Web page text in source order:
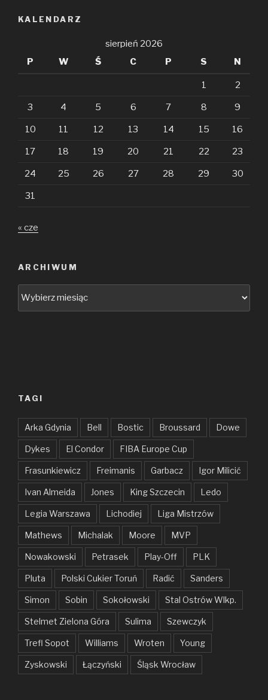
KALENDARZ
sierpień 2026
P
W Ś C P S N
1 2
3 4 5 6 7 8 9
10 11 12 13 14 15 16
17 18 19 20 21 22 23
24 25 26 27 28 29 30
31
« cze
ARCHIWUM
TAGI
Arka Gdynia Bell Bostic Broussard Dowe
Dykes El Condor FIBA Europe Cup
Frasunkiewicz Freimanis Garbacz Igor Milicić
Ivan Almeida Jones King Szczecin Ledo
Legia Warszawa Lichodiej Liga Mistrzów
Mathews Michalak Moore MVP
Nowakowski Petrasek Play-Off PLK
Pluta Polski Cukier Toruń Radić Sanders
Simon Sobin Sokołowski Stal Ostrów Wlkp.
Stelmet Zielona Góra Sulima Szewczyk
Trefl Sopot Williams Wroten Young
Zyskowski Łączyński Śląsk Wrocław